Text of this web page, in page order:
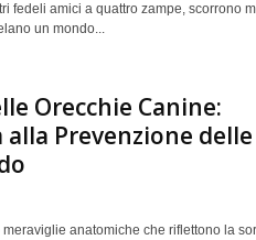
fedeli amici a quattro zampe, scorrono
un mondo...
Orecchie Canine:
alla Prevenzione delle
anatomiche che riflettono la